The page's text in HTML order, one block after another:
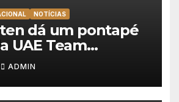
NOTÍCIAS
dá um pontapé
UAE Team
vence na Volta a
ADMIN